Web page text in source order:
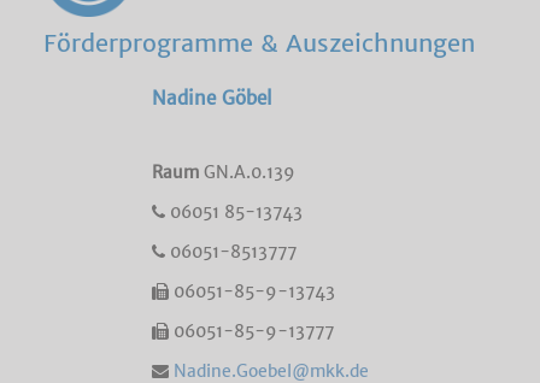
Förderprogramme & Auszeichnungen
Nadine Göbel
RaumGN.A.0.139
06051 85-13743
06051-8513777
06051-85-9-13743
06051-85-9-13777
Nadine.Goebel@mkk.de